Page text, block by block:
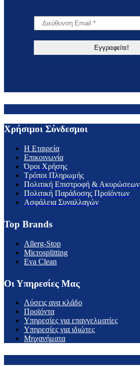
Χρήσιμοι Σύνδεσμοι
H Εταιρεία
Επικοινωνία
Όροι Χρήσης
Τρόποι Πληρωμής
Πολιτική Επιστροφή & Ακυρώσεων
Πολιτική Παράδοσης Προϊόντων
Ασφάλεια Συναλλαγών
Top Brands
Allerg-Stop
Microsplitting
Eva Clean
Οι Υπηρεσίες Μας
Λύσεις ανα κλάδο
Προϊόντα
Υπηρεσίες για επαγγελματίες
Υπηρεσίες για ιδιώτες
Μηχανήματα